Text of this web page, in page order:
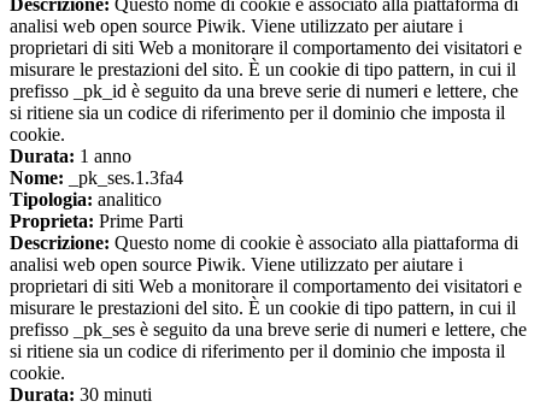
Descrizione: Questo nome di cookie è associato alla piattaforma di
analisi web open source Piwik. Viene utilizzato per aiutare i
proprietari di siti Web a monitorare il comportamento dei visitatori e
misurare le prestazioni del sito. È un cookie di tipo pattern, in cui il
prefisso _pk_id è seguito da una breve serie di numeri e lettere, che
si ritiene sia un codice di riferimento per il dominio che imposta il
cookie.
Durata: 1 anno
Nome: _pk_ses.1.3fa4
Tipologia: analitico
Proprieta: Prime Parti
Descrizione: Questo nome di cookie è associato alla piattaforma di
analisi web open source Piwik. Viene utilizzato per aiutare i
proprietari di siti Web a monitorare il comportamento dei visitatori e
misurare le prestazioni del sito. È un cookie di tipo pattern, in cui il
prefisso _pk_ses è seguito da una breve serie di numeri e lettere, che
si ritiene sia un codice di riferimento per il dominio che imposta il
cookie.
Durata: 30 minuti